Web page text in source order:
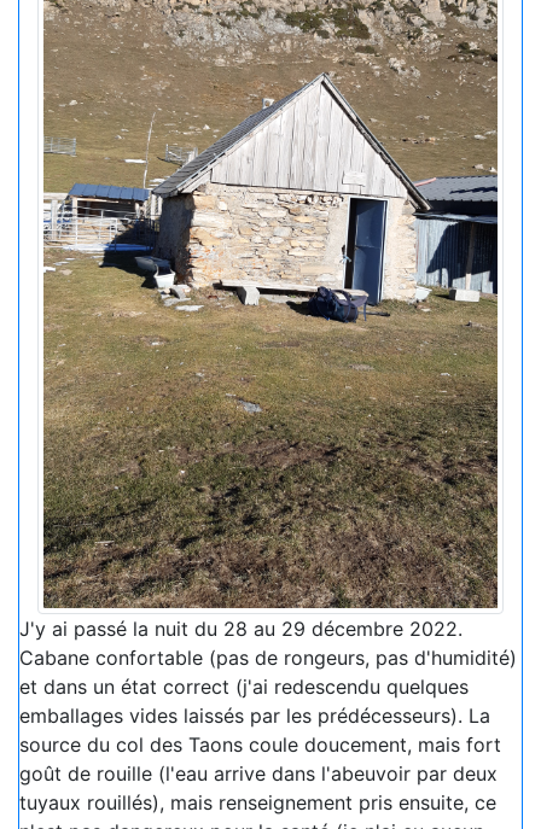
J'y ai passé la nuit du 28 au 29 décembre 2022.
Cabane confortable (pas de rongeurs, pas d'humidité)
et dans un état correct (j'ai redescendu quelques
emballages vides laissés par les prédécesseurs). La
source du col des Taons coule doucement, mais fort
goût de rouille (l'eau arrive dans l'abeuvoir par deux
tuyaux rouillés), mais renseignement pris ensuite, ce